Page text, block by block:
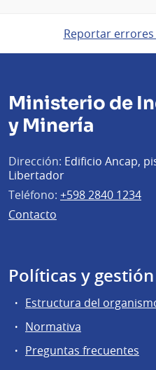
Reportar
Ministerio de
y Minería
Dirección: Edificio Ancap,
Libertador
Teléfono: +598 2840 1234
Contacto
Políticas y gestión
Estructura del
Normativa
Preguntas frecuentes